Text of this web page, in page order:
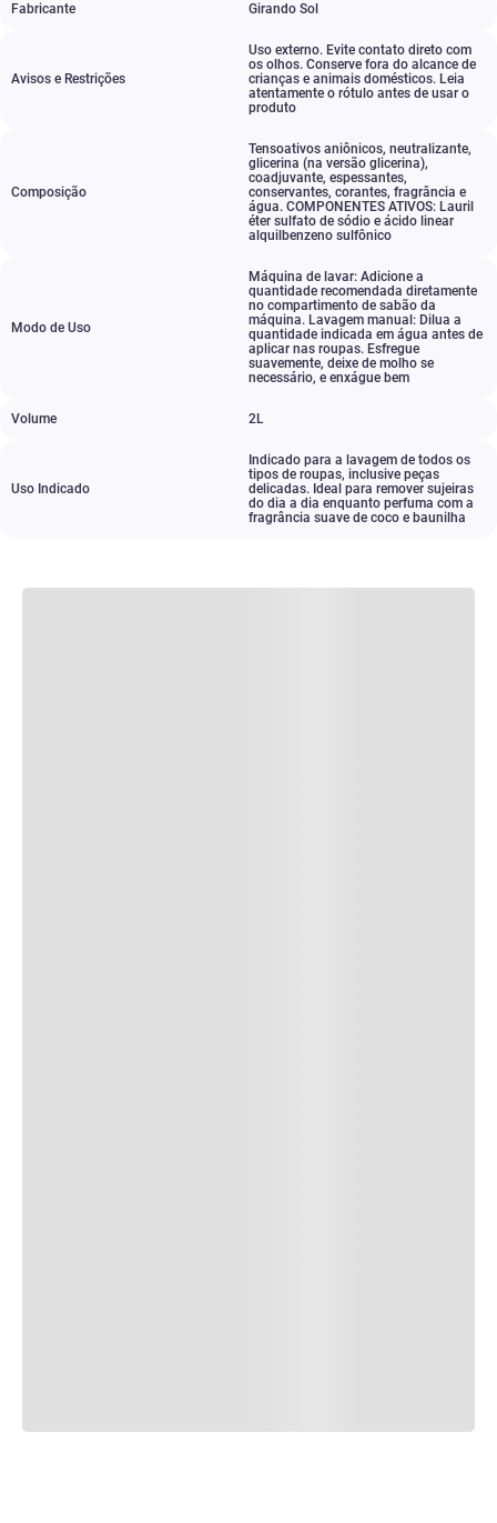
Fabricante Girando Sol
Avisos e Restrições
Uso externo. Evite contato direto com
os olhos. Conserve fora do alcance de
crianças e animais domésticos. Leia
atentamente o rótulo antes de usar o
produto
Composição
Tensoativos aniônicos, neutralizante,
glicerina (na versão glicerina),
coadjuvante, espessantes,
conservantes, corantes, fragrância e
água. COMPONENTES ATIVOS: Lauril
éter sulfato de sódio e ácido linear
alquilbenzeno sulfônico
Modo de Uso
Máquina de lavar: Adicione a
quantidade recomendada diretamente
no compartimento de sabão da
máquina. Lavagem manual: Dilua a
quantidade indicada em água antes de
aplicar nas roupas. Esfregue
suavemente, deixe de molho se
necessário, e enxágue bem
Volume 2L
Uso Indicado
Indicado para a lavagem de todos os
tipos de roupas, inclusive peças
delicadas. Ideal para remover sujeiras
do dia a dia enquanto perfuma com a
fragrância suave de coco e baunilha